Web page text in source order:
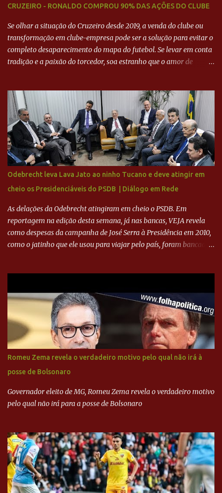
CRUZEIRO - RONALDO COMPROU 90% DAS AÇÕES DO CLUBE
Se olhar a situação do Cruzeiro desde 2019, a venda do clube ou
transformação em clube-empresa pode ser a solução para evitar o
completo desaparecimento do mapa do futebol. Se levar em conta
tradição e a paixão do torcedor, soa estranho que o amor de
feito imediatamente para pagamento de dívidas emergenciais e
investimentos no departamento de futebol. O projeto apresentado
para a recuperação do Cruzeiro, o aporte financeiro inicial, com
Ronaldo sendo solidário à dívida de R$ 1 bilhão a partir de agora,
mais o peso que o ex-atacante tem no mundo do futebol, além de
sua história na Raposa, pesaram para que um dos mais icônicos
camisas 9 acertasse a compra do clube. Fonte: Itatiaia Fonte:
ADVOGADO DO CRUZEIRO NA SAF EXPLICA SITUAÇÃO DO
CRUZEIRO - RONALDO COMPROU 90% DAS AÇÕES DO CLUBE
Odebrecht leva Lava Jato ao ninho Tucano e deve atingir em
cheio os Presidenciáveis do PSDB | Diálogo em Rede
As delações da Odebrecht atingiram em cheio o PSDB. Em
reportagem na edição desta semana, já nas bancas, VEJA revela
como despesas da campanha de José Serra à Presidência em 2010,
como o jatinho que ele usou para viajar pelo país, foram bancadas
Executiva Nacional do PSDB (Valter Campanato/Agência Brasil) O
texto também põe fim a um mistério: três fontes confirmaram à
revista que o codinome “santo” que aparece em planilhas da
empreiteira refere-se ao governador de São Paulo, Geraldo
Alckmin (PSDB) — nenhum deles, no entanto, disse ter negociado
diretamente com o paulista. Depoimentos mostram como o
dinheiro da Odebrecht bancou a campanha de Serra em 2010 Leia
mais... A Lava Jato chega ao PSDB | VEJA.com
Romeu Zema revela o verdadeiro motivo pelo qual não irá à
posse de Bolsonaro
Governador eleito de MG, Romeu Zema revela o verdadeiro motivo
pelo qual não irá para a posse de Bolsonaro